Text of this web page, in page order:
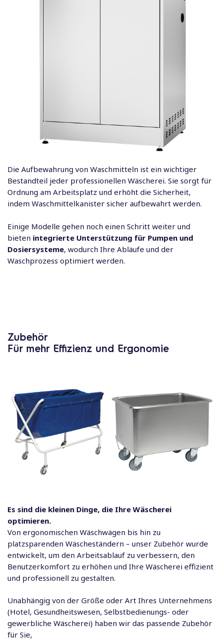
Die Aufbewahrung von Waschmitteln ist ein wichtiger
Bestandteil jeder professionellen Wäscherei. Sie sorgt für
Ordnung am Arbeitsplatz und erhöht die Sicherheit,
indem Waschmittelkanister sicher aufbewahrt werden.
Einige Modelle gehen noch einen Schritt weiter und
bieten integrierte Unterstützung für Pumpen und
Dosiersysteme, wodurch Ihre Abläufe und der
Waschprozess optimiert werden.
Zubehör
Für mehr Effizienz und Ergonomie
Es sind die kleinen Dinge, die Ihre Wäscherei
optimieren.
Von ergonomischen Wäschwägen bis hin zu
platzsparenden Wäscheständern – unser Zubehör wurde
entwickelt, um den Arbeitsablauf zu verbessern, den
Benutzerkomfort zu erhöhen und Ihre Wäscherei effizient
und professionell zu gestalten.
Unabhängig von der Größe oder Art Ihres Unternehmens
(Hotel, Gesundheitswesen, Selbstbedienungs- oder
gewerbliche Wäscherei) haben wir das passende Zubehör
für Sie,